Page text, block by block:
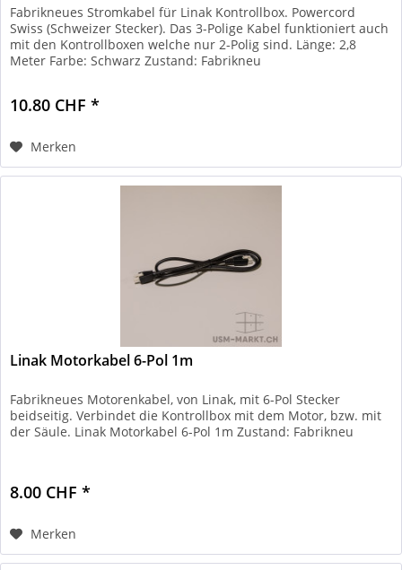
Fabrikneues Stromkabel für Linak Kontrollbox. Powercord
Swiss (Schweizer Stecker). Das 3-Polige Kabel funktioniert auch
mit den Kontrollboxen welche nur 2-Polig sind. Länge: 2,8
Meter Farbe: Schwarz Zustand: Fabrikneu
10.80 CHF *
Merken
Linak Motorkabel 6-Pol 1m
Fabrikneues Motorenkabel, von Linak, mit 6-Pol Stecker
beidseitig. Verbindet die Kontrollbox mit dem Motor, bzw. mit
der Säule. Linak Motorkabel 6-Pol 1m Zustand: Fabrikneu
8.00 CHF *
Merken